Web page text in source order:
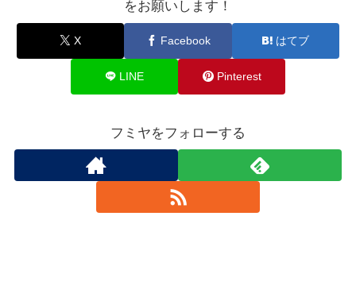
をお願いします！
X Facebook はてブ
LINE Pinterest
フミヤをフォローする